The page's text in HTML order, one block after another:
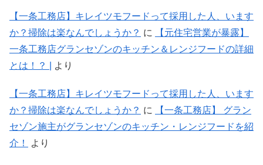
【一条工務店】キレイツモフードって採用した人、います
か？掃除は楽なんでしょうか？ に
【元住宅営業が暴露】
一条工務店グランセゾンのキッチン＆レンジフードの詳細
とは！？ |
より
【一条工務店】キレイツモフードって採用した人、います
か？掃除は楽なんでしょうか？ に
【一条工務店】 グラン
セゾン施主がグランセゾンのキッチン・レンジフードを紹
介！
より